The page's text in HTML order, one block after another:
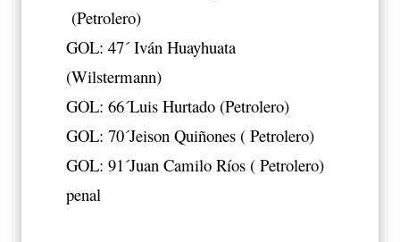
(Petrolero)
GOL: 47´ Iván Huayhuata
(Wilstermann)
GOL: 66´Luis Hurtado (Petrolero)
GOL: 70´Jeison Quiñones ( Petrolero)
GOL: 91´Juan Camilo Ríos ( Petrolero)
penal